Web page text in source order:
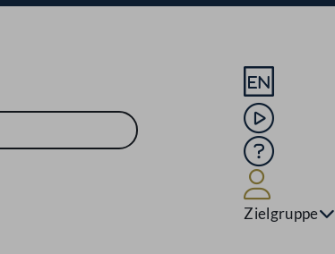
Sprache
Mediathek
Hilfe
Zielgruppe